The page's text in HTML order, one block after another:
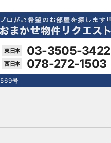
03-3505-3422
078-272-1503
号